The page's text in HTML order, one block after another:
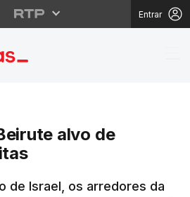
Entrar
de Beirute
alvo de
de Israel, os arredores da